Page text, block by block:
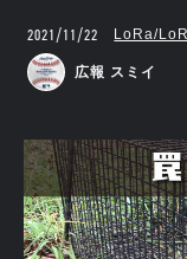
2021/11/22 LoRa/
広報 スミイ